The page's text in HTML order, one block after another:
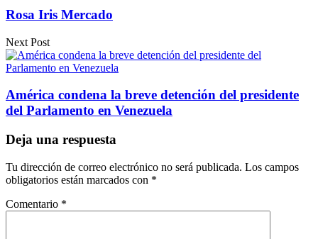
Rosa Iris Mercado
Next Post
América condena la breve detención del presidente
del Parlamento en Venezuela
Deja una respuesta
Tu dirección de correo electrónico no será publicada. Los campos
obligatorios están marcados con *
Comentario *